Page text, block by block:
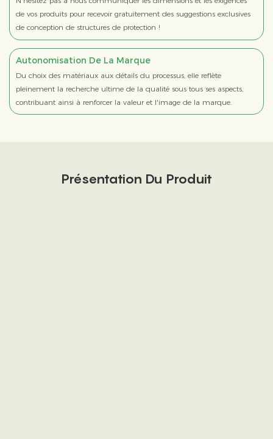
de vos produits pour recevoir gratuitement des suggestions exclusives
de conception de structures de protection !
Autonomisation De La Marque
Du choix des matériaux aux détails du processus, elle reflète
pleinement la recherche ultime de la qualité sous tous ses aspects,
contribuant ainsi à renforcer la valeur et l'image de la marque.
Présentation Du Produit